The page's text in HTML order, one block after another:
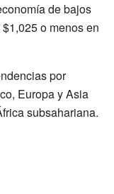
de bajos
o menos en
por
Europa y Asia
subsahariana.